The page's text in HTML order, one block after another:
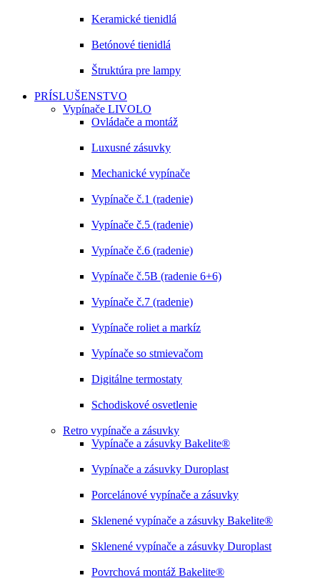
Keramické tienidlá
Betónové tienidlá
Štruktúra pre lampy
PRÍSLUŠENSTVO
Vypínače LIVOLO
Ovládače a montáž
Luxusné zásuvky
Mechanické vypínače
Vypínače č.1 (radenie)
Vypínače č.5 (radenie)
Vypínače č.6 (radenie)
Vypínače č.5B (radenie 6+6)
Vypínače č.7 (radenie)
Vypínače roliet a markíz
Vypínače so stmievačom
Digitálne termostaty
Schodiskové osvetlenie
Retro vypínače a zásuvky
Vypínače a zásuvky Bakelite®
Vypínače a zásuvky Duroplast
Porcelánové vypínače a zásuvky
Sklenené vypínače a zásuvky Bakelite®
Sklenené vypínače a zásuvky Duroplast
Povrchová montáž Bakelite®